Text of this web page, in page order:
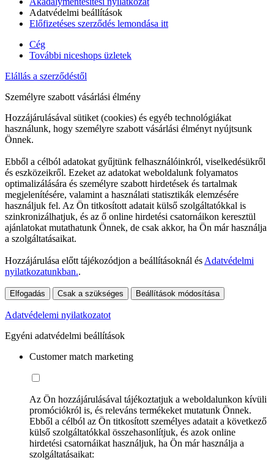
Adatvédelmi beállítások
Előfizetéses szerződés lemondása itt
Cég
További niceshops üzletek
Elállás a szerződéstől
Személyre szabott vásárlási élmény
Hozzájárulásával sütiket (cookies) és egyéb technológiákat
használunk, hogy személyre szabott vásárlási élményt nyújtsunk
Önnek.
Ebből a célból adatokat gyűjtünk felhasználóinkról, viselkedésükről
és eszközeikről. Ezeket az adatokat weboldalunk folyamatos
optimalizálására és személyre szabott hirdetések és tartalmak
megjelenítésére, valamint a használati statisztikák elemzésére
használjuk fel. Az Ön titkosított adatait külső szolgáltatókkal is
szinkronizálhatjuk, és az ő online hirdetési csatornáikon keresztül
ajánlatokat mutathatunk Önnek, de csak akkor, ha Ön már használja
a szolgáltatásaikat.
Hozzájárulása előtt tájékozódjon a beállításoknál és Adatvédelmi
nyilatkozatunkban..
Elfogadás Csak a szükséges Beállítások módosítása
Adatvédelemi nyilatkozatot
Egyéni adatvédelmi beállítások
Customer match marketing
Az Ön hozzájárulásával tájékoztatjuk a weboldalunkon kívüli
promóciókról is, és releváns termékeket mutatunk Önnek.
Ebből a célból az Ön titkosított személyes adatait a következő
külső szolgáltatókkal összehasonlítjuk, és azok online
hirdetési csatornáikat használjuk, ha Ön már használja a
szolgáltatásaikat: